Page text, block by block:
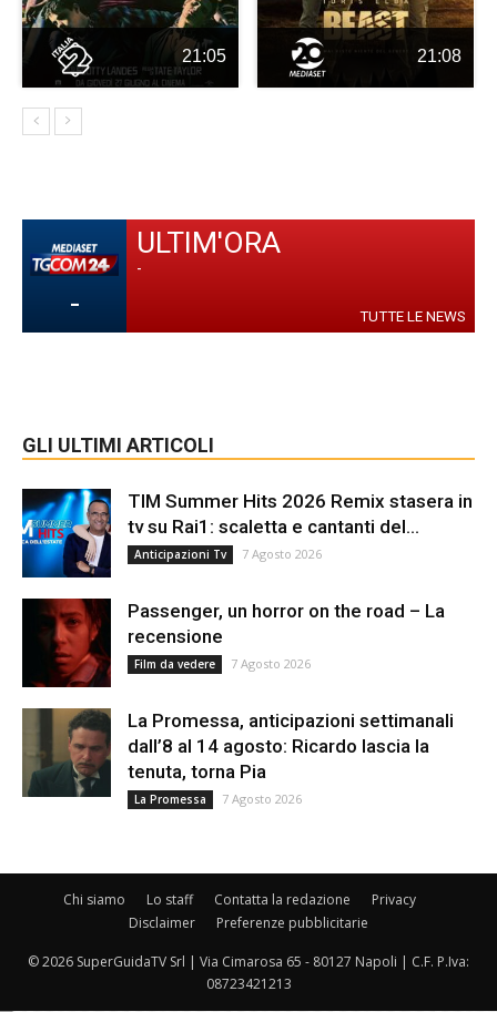
21:05 21:08
-
ULTIM'ORA
-
TUTTE LE NEWS
GLI ULTIMI ARTICOLI
TIM Summer Hits 2026 Remix stasera in
tv su Rai1: scaletta e cantanti del...
Anticipazioni Tv 7 Agosto 2026
Passenger, un horror on the road – La
recensione
Film da vedere 7 Agosto 2026
La Promessa, anticipazioni settimanali
dall’8 al 14 agosto: Ricardo lascia la
tenuta, torna Pia
La Promessa 7 Agosto 2026
Chi siamo Lo staff Contatta la redazione
Privacy
Disclaimer
Preferenze pubblicitarie
© 2026 SuperGuidaTV Srl | Via Cimarosa 65 - 80127 Napoli | C.F. P.Iva:
08723421213